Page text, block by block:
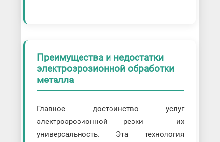
Преимущества и недостатки
электроэрозионной обработки
металла
Главное достоинство услуг
электроэрозионной резки - их
универсальность. Эта технология